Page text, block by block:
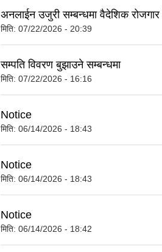
अनलाईन उजुरी सम्बन्धमा वैदेशिक रोजगार
मिति: 07/22/2026 - 20:39
सम्पति विवरण बुझाउने सम्बन्धमा
मिति: 07/22/2026 - 16:16
Notice
मिति: 06/14/2026 - 18:43
Notice
मिति: 06/14/2026 - 18:43
Notice
मिति: 06/14/2026 - 18:42